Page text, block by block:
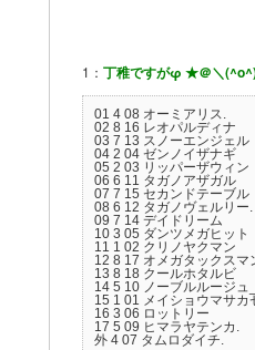
1： 丁稚ですがφ ★＠＼
01 4 08 オーミアリ
02 8 16 レオパルデ
03 7 13 スノーエンジ
04 2 04 ゼンノイザナ
05 2 03 リッパーザウ
06 6 11 タガノアザガ
07 7 15 セカンドテ
08 6 12 タガノヴェル
09 7 14 デイドリー
10 3 05 ダンツメガヒ
11 1 02 クリノヤクマ
12 8 17 オメガタック
13 8 18 クールホタル
14 5 10 ノーブルルー
15 1 01 メイショウマ
16 3 06 ロットリー
17 5 09 ヒマラヤテン
外 4 07 タムロダ